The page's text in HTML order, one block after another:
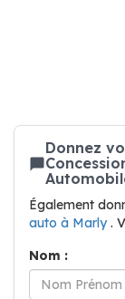
Donnez
Également
auto à Marly.
Nom :